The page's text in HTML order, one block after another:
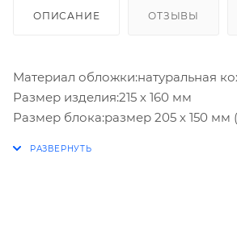
ОПИСАНИЕ ОТЗЫВЫ
Материал обложки:натуральная
Размер изделия:215 х 160 мм
Размер блока:размер 205 х 150 мм